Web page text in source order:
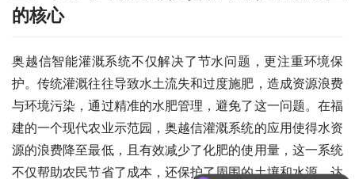
的核心
奥越信智能灌溉系统不仅解决了节水问题，更注重环境保
护。传统灌溉往往导致水土流失和过度施肥，造成资源浪费
与环境污染，通过精准的水肥管理，避免了这一问题。在福
建的一个现代农业示范园，奥越信灌溉系统的应用使得水资
源的浪费降至最低，且有效减少了化肥的使用量，这一系统
不仅帮助农民节省了成本，还保护了周围的土壤和水源，达